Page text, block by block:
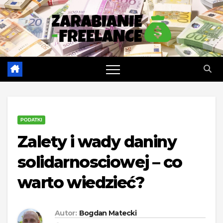
Skip
to
content
PODATKI
Zalety i wady daniny
solidarnosciowej – co
warto wiedzieć?
Autor: Bogdan Matecki